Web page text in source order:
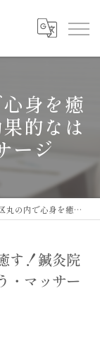
身を癒
的なは
ージ
鍼灸院の魅力と効果的なはり・きゅう・マッサージ
す！鍼灸院
・マッサー